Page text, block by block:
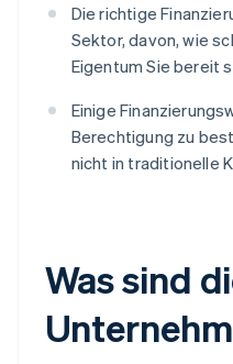
Die richtige
Sektor, davon, wie
Eigentum Sie bereit
Einige
Berechtigung zu
nicht in traditionelle
Was sind